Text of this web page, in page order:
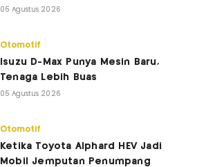
05 Agustus 2026
Otomotif
Isuzu D-Max Punya Mesin Baru,
Tenaga Lebih Buas
05 Agustus 2026
Otomotif
Ketika Toyota Alphard HEV Jadi
Mobil Jemputan Penumpang